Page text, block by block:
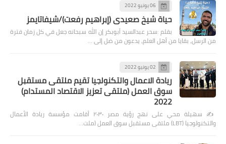
06 يونيو 2022
حياة شيخ صعيدى (إبراهيم رفعت)/شيفاتايمز
بقلم :سحر عبدالسيد أبوبكر إن الله سبحانه جعل في كل زمان فترة
من الرسل، بقايا من أهل العلم، يدعون من ضل إلى …
02 يونيو 2022
ريادة الاعمال والتكنولجيا تقيم ملتقى مستقبل
سوق العمل (ملتقى تعزيز الاقتصاد المستدام)
2022
✍️ سهيلة محي على نهج رؤية مصر ٢٠٣٠ أقامت مؤسسة ريادة الأعمال
والتكنولوجيا (LBT) ملتقى مستقبل سوق العمل (ملت…